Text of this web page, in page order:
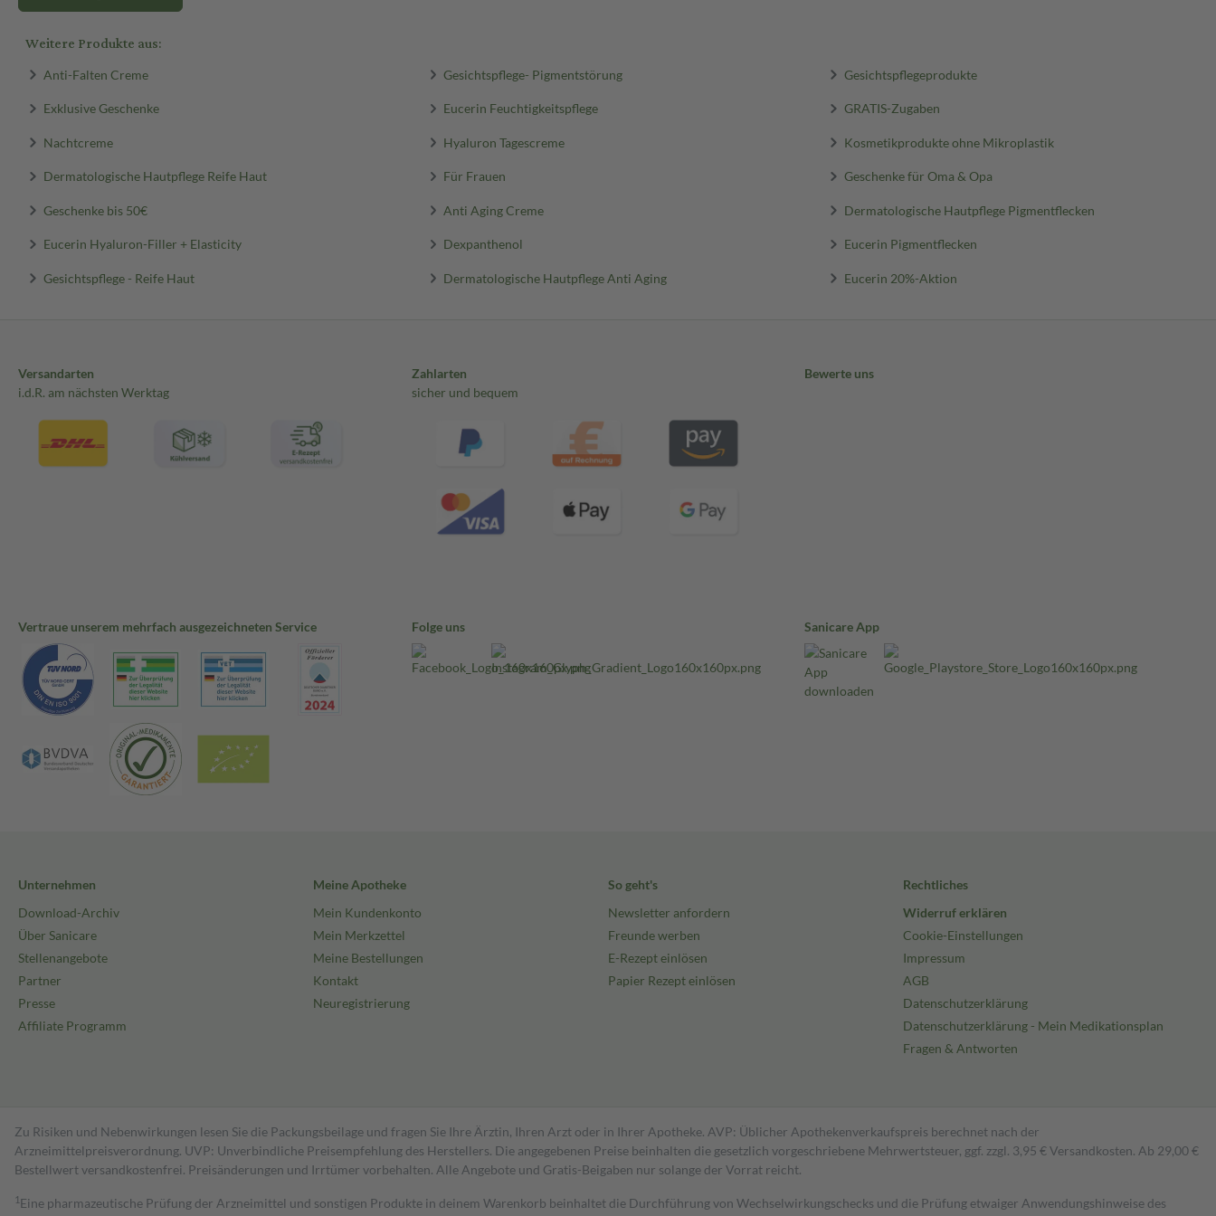
Weitere Produkte aus:
Anti-Falten Creme Gesichtspflege- Pigmentstörung Gesichtspflegeprodukte
Exklusive Geschenke Eucerin Feuchtigkeitspflege GRATIS-Zugaben
Nachtcreme Hyaluron Tagescreme Kosmetikprodukte ohne Mikroplastik
Dermatologische Hautpflege Reife Haut Für Frauen Geschenke für Oma & Opa
Geschenke bis 50€ Anti Aging Creme Dermatologische Hautpflege Pigmentflecken
Eucerin Hyaluron-Filler + Elasticity Dexpanthenol Eucerin Pigmentflecken
Gesichtspflege - Reife Haut Dermatologische Hautpflege Anti Aging Eucerin 20%-Aktion
Versandarten
i.d.R. am nächsten Werktag
Zahlarten
sicher und bequem
Bewerte uns
Vertraue unserem mehrfach ausgezeichneten Service Folge uns Sanicare App
Unternehmen
Download-Archiv
Über Sanicare
Stellenangebote
Partner
Presse
Affiliate Programm
Meine Apotheke
Mein Kundenkonto
Mein Merkzettel
Meine Bestellungen
Kontakt
Neuregistrierung
So geht's
Newsletter anfordern
Freunde werben
E-Rezept einlösen
Papier Rezept einlösen
Rechtliches
Widerruf erklären
Cookie-Einstellungen
Impressum
AGB
Datenschutzerklärung
Datenschutzerklärung - Mein Medikationsplan
Fragen & Antworten
Zu Risiken und Nebenwirkungen lesen Sie die Packungsbeilage und fragen Sie Ihre Ärztin, Ihren Arzt oder in Ihrer Apotheke. AVP: Üblicher Apothekenverkaufspreis berechnet nach der
Arzneimittelpreisverordnung. UVP: Unverbindliche Preisempfehlung des Herstellers. Die angegebenen Preise beinhalten die gesetzlich vorgeschriebene Mehrwertsteuer, ggf. zzgl. 3,95 € Versandkosten. Ab 29,00 €
Bestell­wert versand­kosten­frei. Preisänderungen und Irrtümer vorbehalten. Alle Angebote und Gratis-Beigaben nur solange der Vorrat reicht.
1 Eine pharmazeutische Prüfung der Arzneimittel und sonstigen Produkte in deinem Warenkorb beinhaltet die Durchführung von Wechselwirkungschecks und die Prüfung etwaiger Anwendungshinweise des